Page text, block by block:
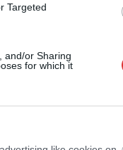
Targeted
and/or Sharing
for which it
sírós